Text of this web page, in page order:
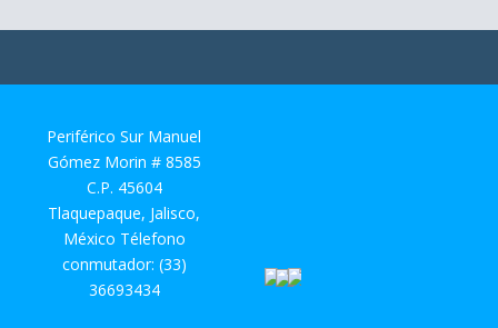
Periférico Sur Manuel
Gómez Morin # 8585
C.P. 45604
Tlaquepaque, Jalisco,
México Télefono
conmutador: (33)
36693434